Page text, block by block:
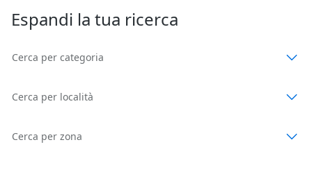
Espandi la tua ricerca
Cerca per categoria
Cerca per località
Cerca per zona